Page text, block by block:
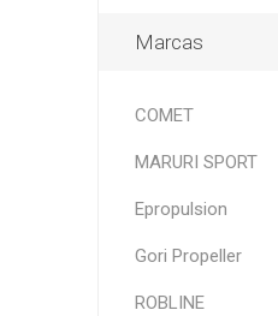
Marcas
COMET
MARURI SPORT
Epropulsion
Gori Propeller
ROBLINE